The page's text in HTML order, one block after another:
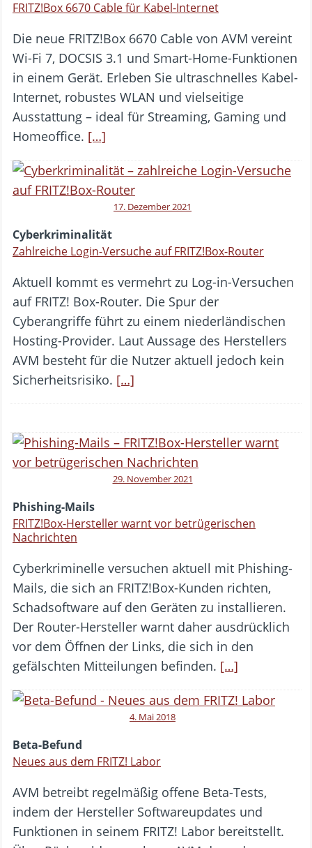
FRITZ!Box 6670 Cable für Kabel-Internet
Die neue FRITZ!Box 6670 Cable von AVM vereint
Wi-Fi 7, DOCSIS 3.1 und Smart-Home-Funktionen
in einem Gerät. Erleben Sie ultraschnelles Kabel-
Internet, robustes WLAN und vielseitige
Ausstattung – ideal für Streaming, Gaming und
Homeoffice. […]
17. Dezember 2021
Cyberkriminalität
Zahlreiche Login-Versuche auf FRITZ!Box-Router
Aktuell kommt es vermehrt zu Log-in-Versuchen
auf FRITZ! Box-Router. Die Spur der
Cyberangriffe führt zu einem niederländischen
Hosting-Provider. Laut Aussage des Herstellers
AVM besteht für die Nutzer aktuell jedoch kein
Sicherheitsrisiko. […]
29. November 2021
Phishing-Mails
FRITZ!Box-Hersteller warnt vor betrügerischen
Nachrichten
Cyberkriminelle versuchen aktuell mit Phishing-
Mails, die sich an FRITZ!Box-Kunden richten,
Schadsoftware auf den Geräten zu installieren.
Der Router-Hersteller warnt daher ausdrücklich
vor dem Öffnen der Links, die sich in den
gefälschten Mitteilungen befinden. […]
4. Mai 2018
Beta-Befund
Neues aus dem FRITZ! Labor
AVM betreibt regelmäßig offene Beta-Tests,
indem der Hersteller Softwareupdates und
Funktionen in seinem FRITZ! Labor bereitstellt.